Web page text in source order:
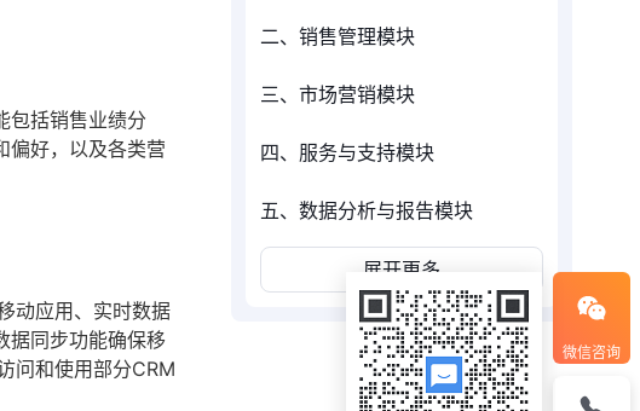
包括销售业绩分
偏好，以及各类营
动应用、实时数据
据同步功能确保移
问和使用部分CRM
二、销售管理模块
三、市场营销模块
四、服务与支持模块
五、数据分析与报告模块
展开更多
微信咨询